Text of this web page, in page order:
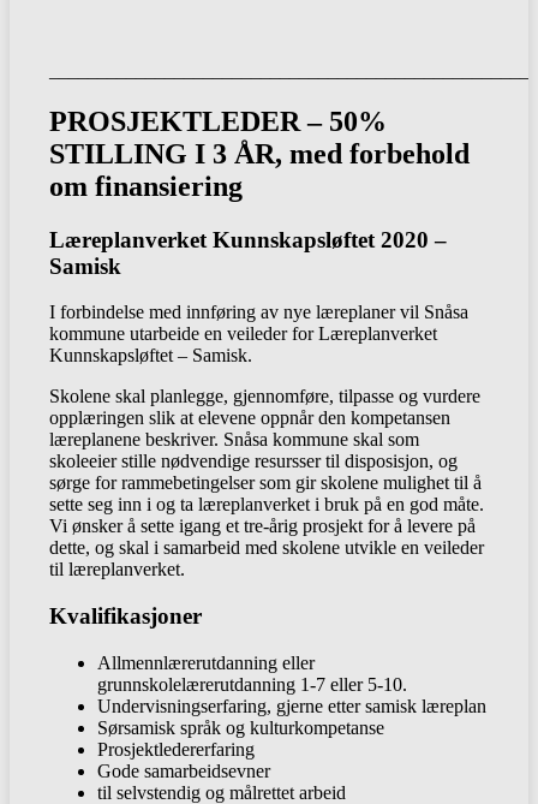
PROSJEKTLEDER – 50%
STILLING I 3 ÅR, med forbehold
om finansiering
Læreplanverket Kunnskapsløftet 2020 –
Samisk
I forbindelse med innføring av nye læreplaner vil Snåsa
kommune utarbeide en veileder for Læreplanverket
Kunnskapsløftet – Samisk.
Skolene skal planlegge, gjennomføre, tilpasse og vurdere
opplæringen slik at elevene oppnår den kompetansen
læreplanene beskriver. Snåsa kommune skal som
skoleeier stille nødvendige resursser til disposisjon, og
sørge for rammebetingelser som gir skolene mulighet til å
sette seg inn i og ta læreplanverket i bruk på en god måte.
Vi ønsker å sette igang et tre-årig prosjekt for å levere på
dette, og skal i samarbeid med skolene utvikle en veileder
til læreplanverket.
Kvalifikasjoner
Allmennlærerutdanning eller
grunnskolelærerutdanning 1-7 eller 5-10.
Undervisningserfaring, gjerne etter samisk læreplan
Sørsamisk språk og kulturkompetanse
Prosjektledererfaring
Gode samarbeidsevner
til selvstendig og målrettet arbeid